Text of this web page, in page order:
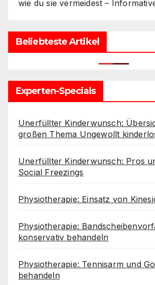
wie du sie vermeidest –
Beliebteste Artikel
Experten-Specials
Unerfüllter Kinderwunsch:
großen Thema Ungewollt
Unerfüllter Kinderwunsch: Pros
Social Freezings
Physiotherapie: Einsatz von
Physiotherapie:
konservativ behandeln
Physiotherapie: Tennisarm und
behandeln